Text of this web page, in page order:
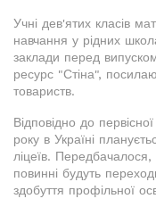
Учні дев'ятих класів
навчання у рідних
заклади перед
ресурс "Стіна",
товариств.
Відповідно до
року в Україні
ліцеїв.
повинні будуть
здобуття профільної